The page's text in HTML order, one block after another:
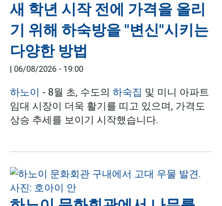
새 학년 시작 전에 가격을 올리
기 위해 하숙방을 "변신"시키는
다양한 방법
| 06/08/2026 - 19:00
하노이 - 8월 초, 수도의 하숙집 및 미니 아파트
임대 시장이 더욱 활기를 띠고 있으며, 가격도
상승 추세를 보이기 시작했습니다.